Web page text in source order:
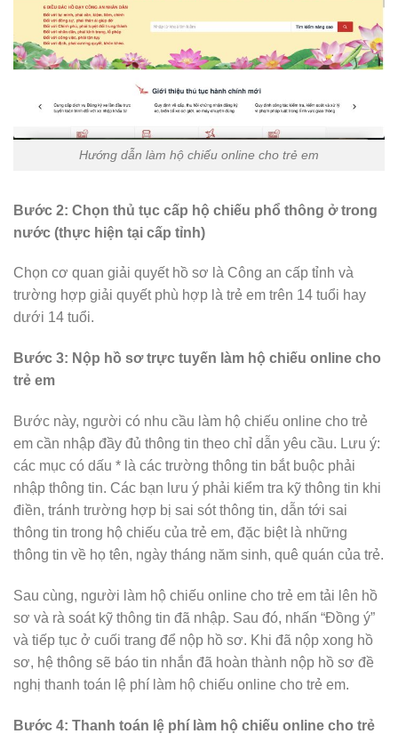
Hướng dẫn làm hộ chiếu online cho trẻ em
Bước 2: Chọn thủ tục cấp hộ chiếu phổ thông ở trong
nước (thực hiện tại cấp tỉnh)
Chọn cơ quan giải quyết hồ sơ là Công an cấp tỉnh và
trường hợp giải quyết phù hợp là trẻ em trên 14 tuổi hay
dưới 14 tuổi.
Bước 3: Nộp hồ sơ trực tuyến làm hộ chiếu online cho
trẻ em
Bước này, người có nhu cầu làm hộ chiếu online cho trẻ
em cần nhập đầy đủ thông tin theo chỉ dẫn yêu cầu. Lưu ý:
các mục có dấu * là các trường thông tin bắt buộc phải
nhập thông tin. Các bạn lưu ý phải kiểm tra kỹ thông tin khi
điền, tránh trường hợp bị sai sót thông tin, dẫn tới sai
thông tin trong hộ chiếu của trẻ em, đặc biệt là những
thông tin về họ tên, ngày tháng năm sinh, quê quán của trẻ.
Sau cùng, người làm hộ chiếu online cho trẻ em tải lên hồ
sơ và rà soát kỹ thông tin đã nhập. Sau đó, nhấn “Đồng ý”
và tiếp tục ở cuối trang để nộp hồ sơ. Khi đã nộp xong hồ
sơ, hệ thông sẽ báo tin nhắn đã hoàn thành nộp hồ sơ đề
nghị thanh toán lệ phí làm hộ chiếu online cho trẻ em.
Bước 4: Thanh toán lệ phí làm hộ chiếu online cho trẻ